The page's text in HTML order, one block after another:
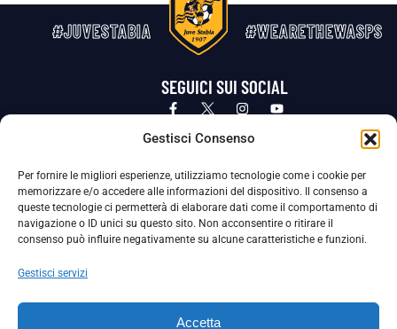
Gestisci Consenso
Per fornire le migliori esperienze, utilizziamo tecnologie come i cookie per
memorizzare e/o accedere alle informazioni del dispositivo. Il consenso a
queste tecnologie ci permetterà di elaborare dati come il comportamento di
navigazione o ID unici su questo sito. Non acconsentire o ritirare il
consenso può influire negativamente su alcune caratteristiche e funzioni.
Gestisci servizi
Accetta
#JUVESTABIA #WEARETHEWASPS
SEGUICI SUI SOCIAL
Privacy Policy Cookie Policy
La Società ha nominato il Responsabile della Protezione dei Dati Personali (DPO), figura specializzata che vigila sulle modalità
adottate dalla nostra Società per tutelare i Suoi dati personali.
Per contattare il DPO può scrivere a